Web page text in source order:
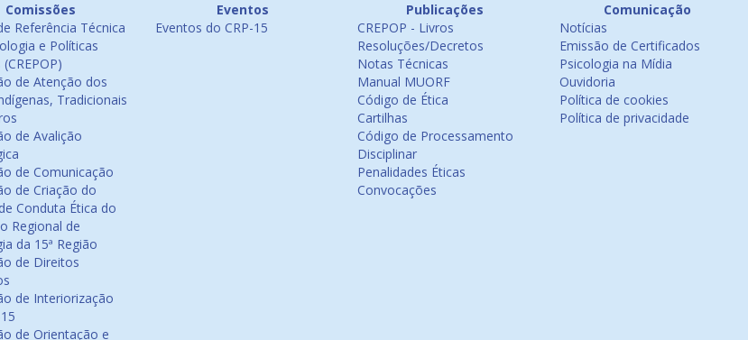
Comissões
Referência Técnica
e Políticas
de Atenção dos
Tradicionais
de Avalição
de Comunicação
de Criação do
Conduta Ética do
Regional de
da 15ª Região
de Direitos
de Interiorização
de Orientação e
Eventos
Eventos do CRP-15
Publicações
CREPOP - Livros
Resoluções/Decretos
Notas Técnicas
Manual MUORF
Código de Ética
Cartilhas
Código de Processamento
Disciplinar
Penalidades Éticas
Convocações
Comunicação
Notícias
Emissão de Certificados
Psicologia na Mídia
Ouvidoria
Política de cookies
Política de privacidade